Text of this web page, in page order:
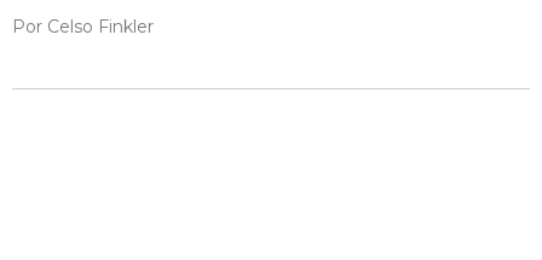
Por Celso Finkler